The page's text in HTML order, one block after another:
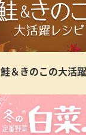
＆きのこの大活